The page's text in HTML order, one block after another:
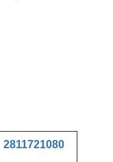
2811721080